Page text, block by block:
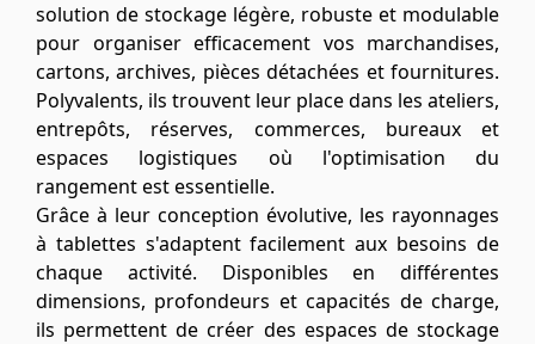
solution de stockage légère, robuste et modulable
pour organiser efficacement vos marchandises,
cartons, archives, pièces détachées et fournitures.
Polyvalents, ils trouvent leur place dans les ateliers,
entrepôts, réserves, commerces, bureaux et
espaces logistiques où l'optimisation du
rangement est essentielle.
Grâce à leur conception évolutive, les rayonnages
à tablettes s'adaptent facilement aux besoins de
chaque activité. Disponibles en différentes
dimensions, profondeurs et capacités de charge,
ils permettent de créer des espaces de stockage